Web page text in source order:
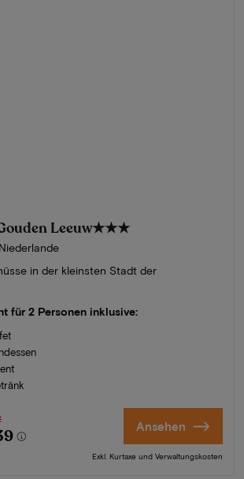
Leeuw★★★
in der kleinsten Stadt der
für 2 Personen inklusive:
Ansehen
Exkl. Kurtaxe und Verwaltungskosten